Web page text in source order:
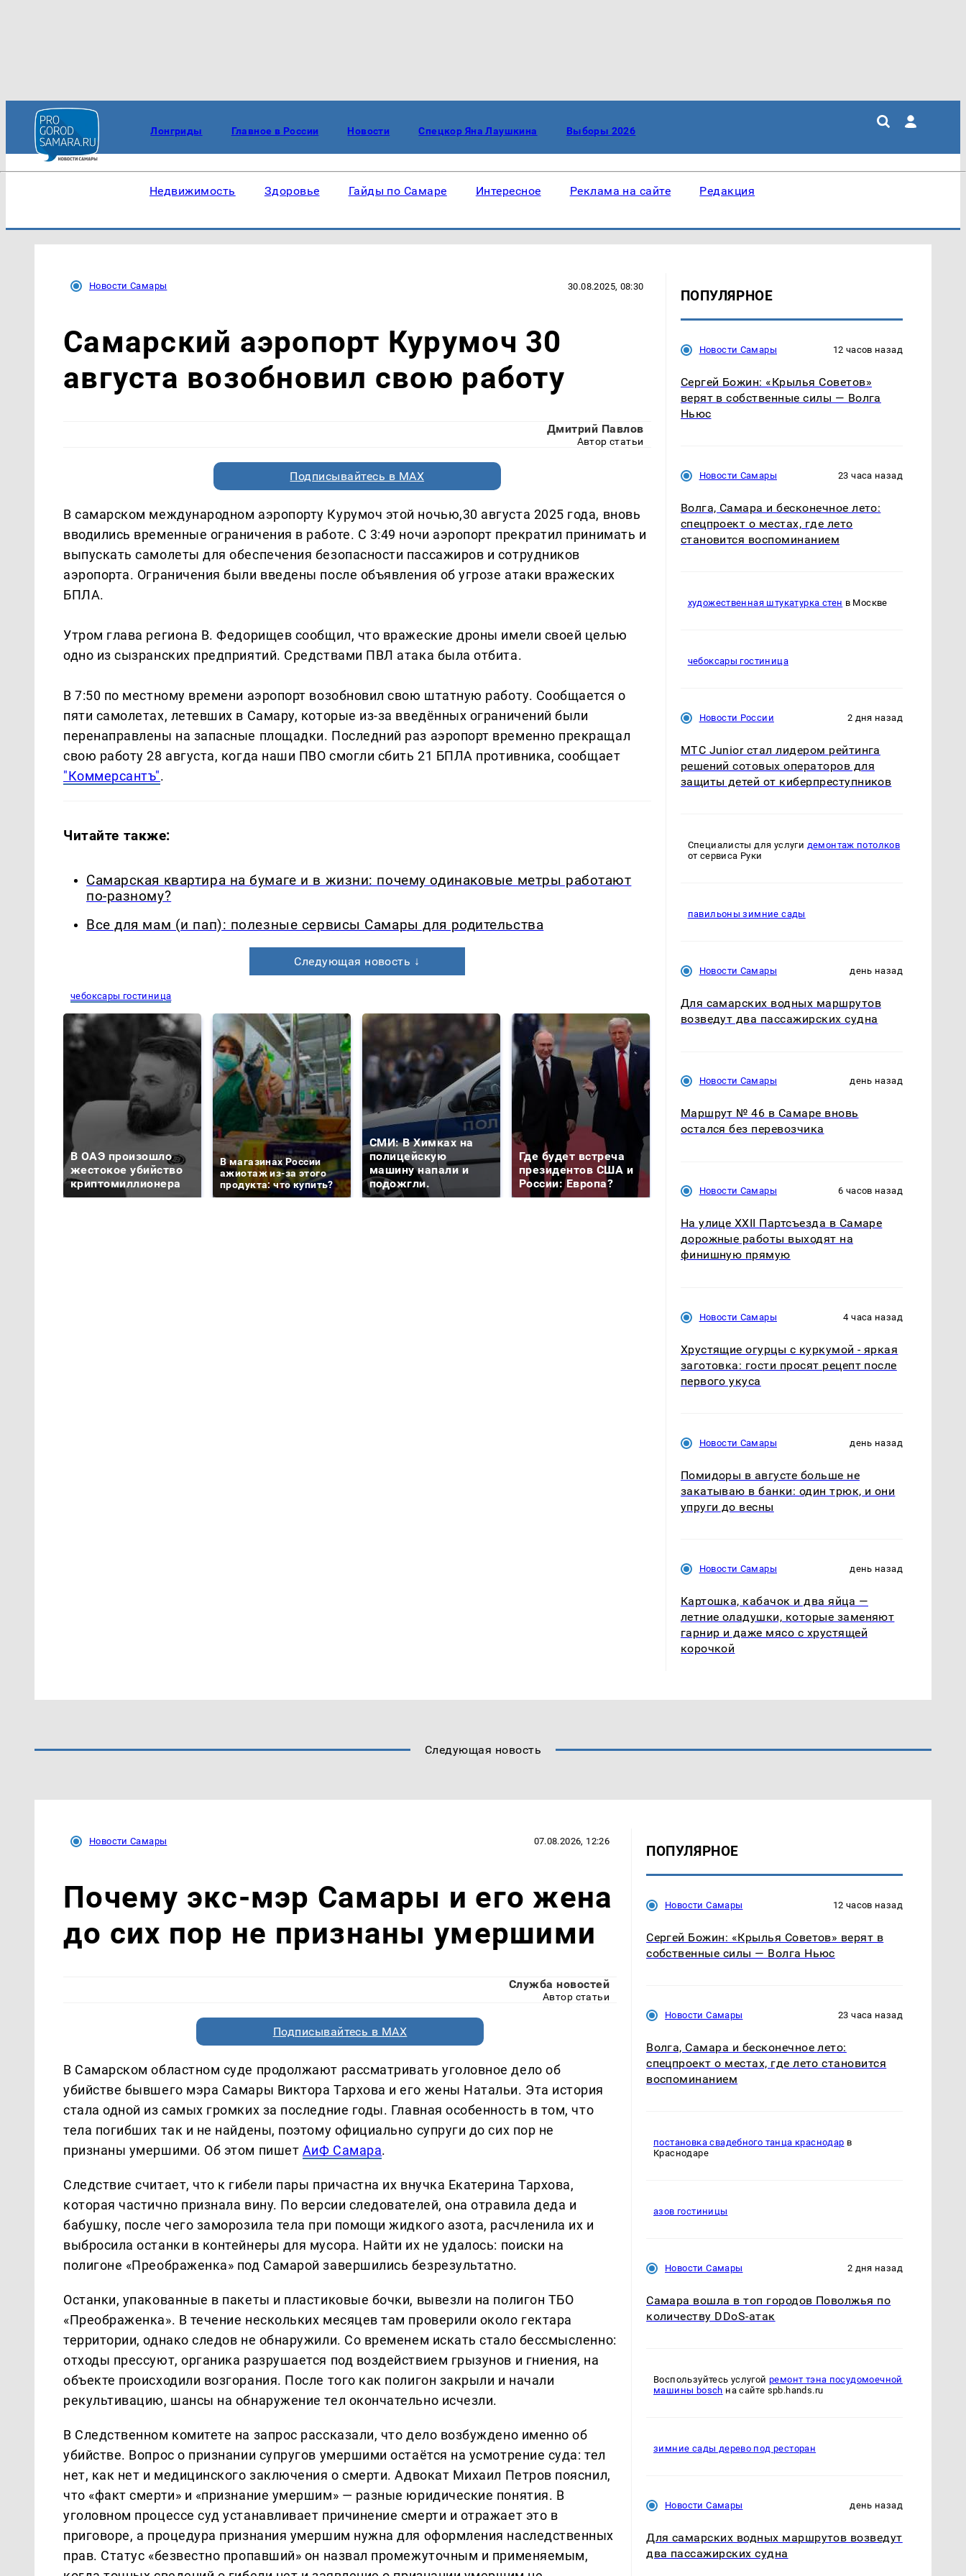
Лонгриды Главное в России Новости Спецкор Яна Лаушкина Выборы 2026
Недвижимость Здоровье Гайды по Самаре Интересное Реклама на сайте Редакция
Новости Самары 30.08.2025, 08:30
Самарский аэропорт Курумоч 30
августа возобновил свою работу
Дмитрий Павлов
Автор статьи
Подписывайтесь в MAX
В самарском международном аэропорту Курумоч этой ночью,30 августа 2025 года, вновь
вводились временные ограничения в работе. С 3:49 ночи аэропорт прекратил принимать и
выпускать самолеты для обеспечения безопасности пассажиров и сотрудников
аэропорта. Ограничения были введены после объявления об угрозе атаки вражеских
БПЛА.
Утром глава региона В. Федорищев сообщил, что вражеские дроны имели своей целью
одно из сызранских предприятий. Средствами ПВЛ атака была отбита.
В 7:50 по местному времени аэропорт возобновил свою штатную работу. Сообщается о
пяти самолетах, летевших в Самару, которые из-за введённых ограничений были
перенаправлены на запасные площадки. Последний раз аэропорт временно прекращал
свою работу 28 августа, когда наши ПВО смогли сбить 21 БПЛА противника, сообщает
"Коммерсантъ".
Читайте также:
Самарская квартира на бумаге и в жизни: почему одинаковые метры работают
по-разному?
Все для мам (и пап): полезные сервисы Самары для родительства
Следующая новость ↓
чебоксары гостиница
В ОАЭ произошло
жестокое убийство
криптомиллионера
В магазинах России
ажиотаж из-за этого
продукта: что купить?
СМИ: В Химках на
полицейскую
машину напали и
подожгли.
Где будет встреча
президентов США и
России: Европа?
миллионов рублей
ПОПУЛЯРНОЕ
Новости Самары 12 часов назад
Сергей Божин: «Крылья Советов»
верят в собственные силы — Волга
Ньюс
Новости Самары 23 часа назад
Волга, Самара и бесконечное лето:
спецпроект о местах, где лето
становится воспоминанием
художественная штукатурка стен в Москве
чебоксары гостиница
Новости России 2 дня назад
МТС Junior стал лидером рейтинга
решений сотовых операторов для
защиты детей от киберпреступников
Специалисты для услуги демонтаж потолков
от сервиса Руки
павильоны зимние сады
Новости Самары день назад
Для самарских водных маршрутов
возведут два пассажирских судна
Новости Самары день назад
Маршрут № 46 в Самаре вновь
остался без перевозчика
Новости Самары 6 часов назад
На улице XXII Партсъезда в Самаре
дорожные работы выходят на
финишную прямую
Новости Самары 4 часа назад
Хрустящие огурцы с куркумой - яркая
заготовка: гости просят рецепт после
первого укуса
Новости Самары день назад
Помидоры в августе больше не
закатываю в банки: один трюк, и они
упруги до весны
Новости Самары день назад
Картошка, кабачок и два яйца —
летние оладушки, которые заменяют
гарнир и даже мясо с хрустящей
корочкой
Следующая новость
Новости Самары 07.08.2026, 12:26
Почему экс-мэр Самары и его жена
до сих пор не признаны умершими
Служба новостей
Автор статьи
Подписывайтесь в MAX
В Самарском областном суде продолжают рассматривать уголовное дело об
убийстве бывшего мэра Самары Виктора Тархова и его жены Натальи. Эта история
стала одной из самых громких за последние годы. Главная особенность в том, что
тела погибших так и не найдены, поэтому официально супруги до сих пор не
признаны умершими. Об этом пишет АиФ Самара.
Следствие считает, что к гибели пары причастна их внучка Екатерина Тархова,
которая частично признала вину. По версии следователей, она отравила деда и
бабушку, после чего заморозила тела при помощи жидкого азота, расчленила их и
выбросила останки в контейнеры для мусора. Найти их не удалось: поиски на
полигоне «Преображенка» под Самарой завершились безрезультатно.
Останки, упакованные в пакеты и пластиковые бочки, вывезли на полигон ТБО
«Преображенка». В течение нескольких месяцев там проверили около гектара
территории, однако следов не обнаружили. Со временем искать стало бессмысленно:
отходы прессуют, органика разрушается под воздействием грызунов и гниения, на
объекте происходили возгорания. После того как полигон закрыли и начали
рекультивацию, шансы на обнаружение тел окончательно исчезли.
В Следственном комитете на запрос рассказали, что дело возбуждено именно об
убийстве. Вопрос о признании супругов умершими остаётся на усмотрение суда: тел
нет, как нет и медицинского заключения о смерти. Адвокат Михаил Петров пояснил,
что «факт смерти» и «признание умершим» — разные юридические понятия. В
уголовном процессе суд устанавливает причинение смерти и отражает это в
приговоре, а процедура признания умершим нужна для оформления наследственных
прав. Статус «безвестно пропавший» он назвал промежуточным и применяемым,
ПОПУЛЯРНОЕ
Новости Самары 12 часов назад
Сергей Божин: «Крылья Советов» верят в
собственные силы — Волга Ньюс
Новости Самары 23 часа назад
Волга, Самара и бесконечное лето:
спецпроект о местах, где лето становится
воспоминанием
постановка свадебного танца краснодар в
Краснодаре
азов гостиницы
Новости Самары 2 дня назад
Самара вошла в топ городов Поволжья по
количеству DDoS-атак
Воспользуйтесь услугойремонт тэна посудомоечной
машины bosch на сайте spb.hands.ru
зимние сады дерево под ресторан
Новости Самары день назад
Для самарских водных маршрутов возведут
два пассажирских судна